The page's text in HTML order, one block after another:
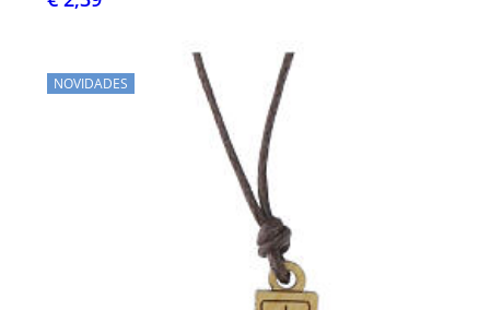
NOVIDADES